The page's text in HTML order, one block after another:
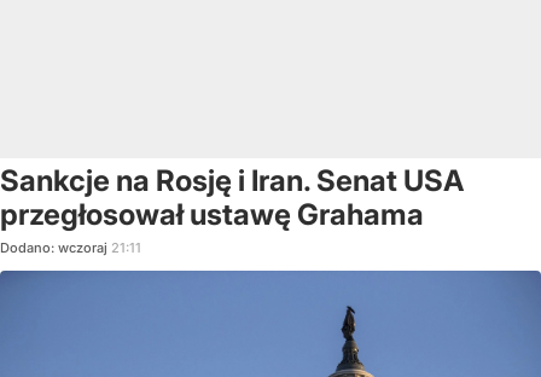
Sankcje na Rosję i Iran. Senat USA
przegłosował ustawę Grahama
Dodano: wczoraj 21:11